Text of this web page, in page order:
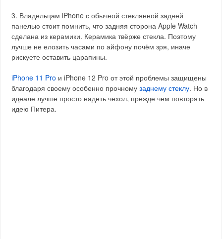
3. Владельцам iPhone с обычной стеклянной задней
панелью стоит помнить, что задняя сторона Apple Watch
сделана из керамики. Керамика твёрже стекла. Поэтому
лучше не елозить часами по айфону почём зря, иначе
рискуете оставить царапины.
iPhone 11 Pro и iPhone 12 Pro от этой проблемы защищены
благодаря своему особенно прочномузаднему стеклу. Но в
идеале лучше просто надеть чехол, прежде чем повторять
идею Питера.